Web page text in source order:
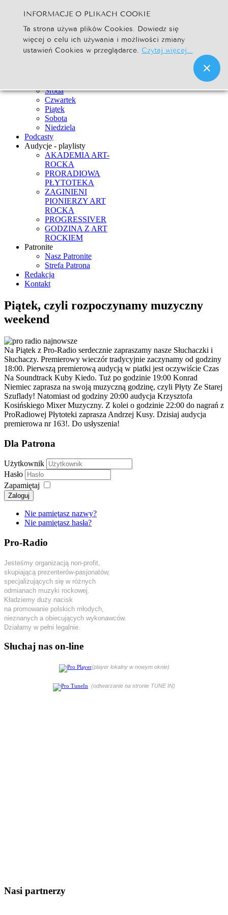
Szukaj... Go
Strona Główna
Newsy
Środa
Czwartek
Piątek
Sobota
Niedziela
Podcasty
Audycje - playlisty
AKADEMIA ART-
ROCKA
PRORADIOWA
PŁYTOTEKA
ZAGINIENI
PIONIERZY ART
ROCKA
PROGRESSIVER
GODZINA Z ART
ROCKIEM
Patronite
Nasz Patronite
Strefa Patrona
Redakcja
Kontakt
Piątek, czyli rozpoczynamy muzyczny
weekend
Na Piątek z Pro-Radio serdecznie zapraszamy nasze Słuchaczki i
Słuchaczy. Premierowy wieczór tradycyjnie zaczynamy od godziny
18:00. Pierwszą premierową audycją w piatki jest oczywiście Czas
Na Soundtrack Kuby Kiedo. Tuż po godzinie 19:00 Konrad
Niemiec zaprasza na swoją muzyczną godzinę, czyli Płyty Ze Starej
Szuflady! Natomiast od godziny 20:00 audycja Krzysztofa
Kosińskiego Mixer Muzyczny. Z kolei o godzinie 22:00 do nagrań z
ProRadiowej Płytoteki zaprasza Andrzej Kusy. Dzisiaj audycja
premierowa nr 163!. Do usłyszenia!
Dla Patrona
Użytkownik
Hasło
Zapamiętaj
Zaloguj
Nie pamiętasz nazwy?
Nie pamiętasz hasła?
Pro-Radio
Jesteśmy organizacją non-profit,
skupiającą prezenterów-pasjonatów,
specjalizujących się w różnych
odmianach muzyki rockowej.
Kładziemy duży nacisk
na promowanie polskich młodych,
nieznanych a obiecujących wykonawców.
Działamy w pełni legalnie.
Słuchaj nas on-line
(player lokalny w nowym oknie)
(odtwarzanie na stronie TUNE IN)
Nasi partnerzy
INFORMACJE O PLIKACH COOKIE
Ta strona używa plików Cookies. Dowiedz się
więcej o celu ich używania i możliwości zmiany
ustawień Cookies w przeglądarce. Czytaj więcej...